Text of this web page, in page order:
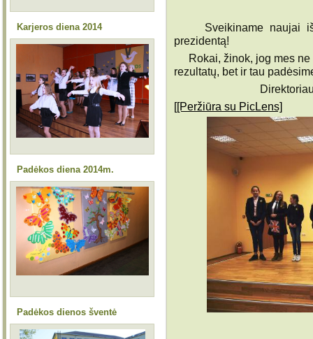
Karjeros diena 2014
Padėkos diena 2014m.
Padėkos dienos šventė
Sveikiname naujai
prezidentą!
Rokai, žinok, jog mes ne
rezultatų, bet ir tau
[[Peržiūra su PicLens]